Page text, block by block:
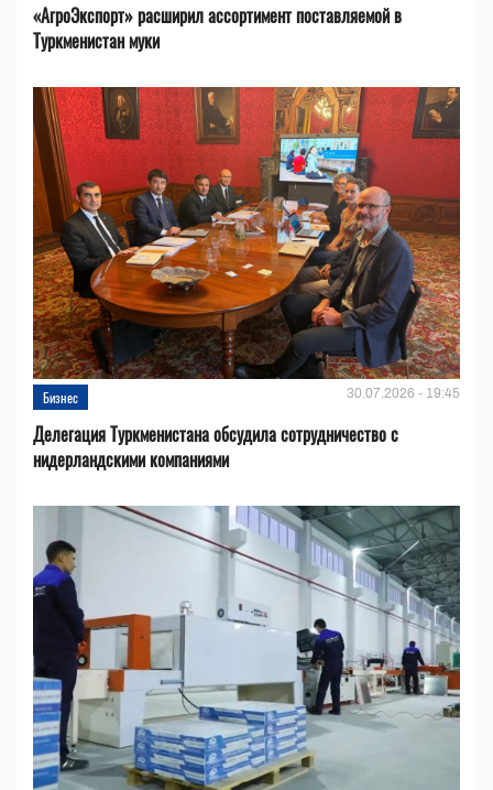
«АгроЭкспорт» расширил ассортимент поставляемой в
Туркменистан муки
Бизнес 30.07.2026 - 19:45
Делегация Туркменистана обсудила сотрудничество с
нидерландскими компаниями